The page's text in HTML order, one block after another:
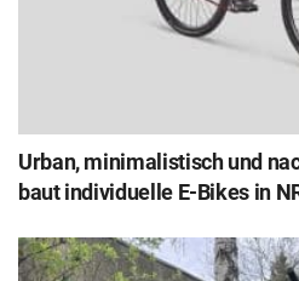
Urban, minimalistisch und
baut individuelle E-Bikes in